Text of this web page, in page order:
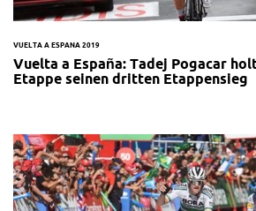
VUELTA A ESPANA 2019
Vuelta a España: Tadej Pogacar
Etappe seinen dritten Etappensieg